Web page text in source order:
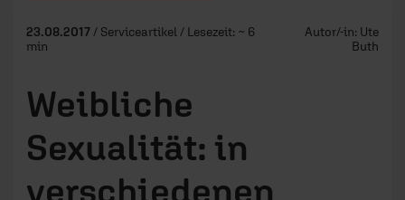
23.08.2017 / Serviceartikel / Lesezeit: ~ 6
min
Autor/-in: Ute
Buth
Weibliche
Sexualität: in
verschiedenen